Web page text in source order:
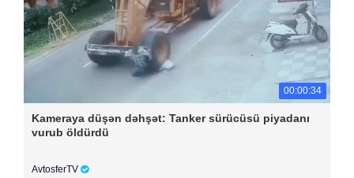
00:00:34
Kameraya düşən dəhşət: Tanker sürücüsü piyadanı
vurub öldürdü
AvtosferTV